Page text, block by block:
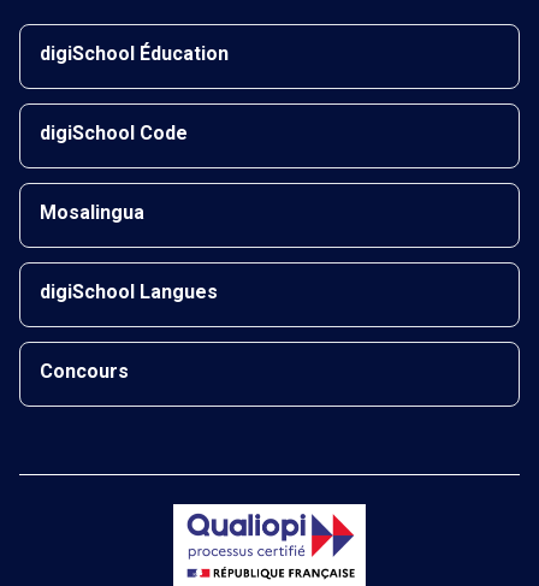
digiSchool Éducation
digiSchool Code
Mosalingua
digiSchool Langues
Concours